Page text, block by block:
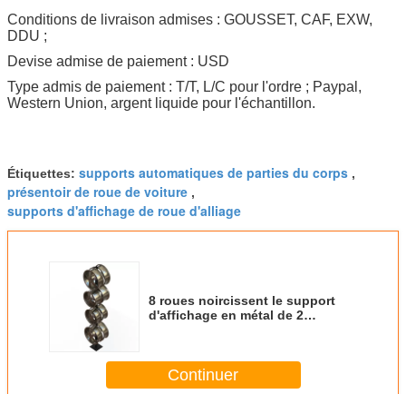
Conditions de livraison admises : GOUSSET, CAF, EXW,
DDU ;
Devise admise de paiement : USD
Type admis de paiement : T/T, L/C pour l'ordre ; Paypal,
Western Union, argent liquide pour l'échantillon.
Étiquettes: supports automatiques de parties du corps ,
présentoir de roue de voiture ,
supports d'affichage de roue d'alliage
8 roues noircissent le support
d'affichage en métal de 2
Continuer